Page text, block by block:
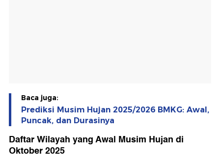
Baca juga:
Prediksi Musim Hujan 2025/2026 BMKG: Awal,
Puncak, dan Durasinya
Daftar Wilayah yang Awal Musim Hujan di
Oktober 2025